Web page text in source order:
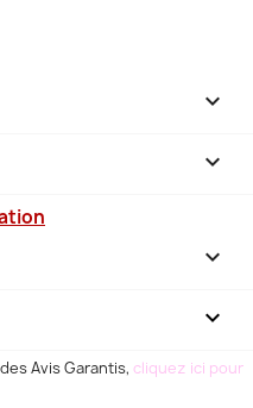



keyboard_arrow_down
Avis Garantis, cliquez ici pour